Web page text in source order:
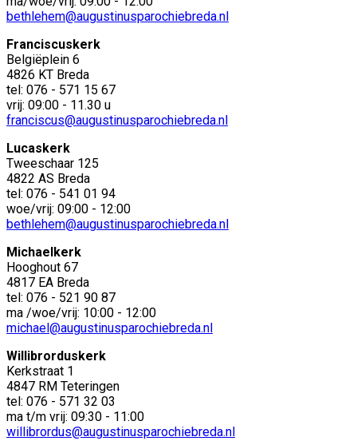
bethlehem@augustinusparochiebreda.nl
Franciscuskerk
Belgiëplein 6
4826 KT Breda
tel: 076 - 571 15 67
vrij: 09:00 - 11.30 u
franciscus@augustinusparochiebreda.nl
Lucaskerk
Tweeschaar 125
4822 AS Breda
tel: 076 - 541 01 94
woe/vrij: 09:00 - 12:00
bethlehem@augustinusparochiebreda.nl
Michaelkerk
Hooghout 67
4817 EA Breda
tel: 076 - 521 90 87
ma /woe/vrij: 10:00 - 12:00
michael@augustinusparochiebreda.nl
Willibrorduskerk
Kerkstraat 1
4847 RM Teteringen
tel: 076 - 571 32 03
ma t/m vrij: 09:30 - 11:00
willibrordus@augustinusparochiebreda.nl